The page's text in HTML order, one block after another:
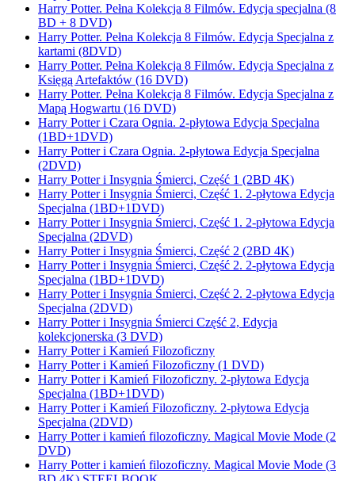
Harry Potter. Pełna Kolekcja 8 Filmów. Edycja specjalna (8
BD + 8 DVD)
Harry Potter. Pełna Kolekcja 8 Filmów. Edycja Specjalna z
kartami (8DVD)
Harry Potter. Pełna Kolekcja 8 Filmów. Edycja Specjalna z
Księgą Artefaktów (16 DVD)
Harry Potter. Pełna Kolekcja 8 Filmów. Edycja Specjalna z
Mapą Hogwartu (16 DVD)
Harry Potter i Czara Ognia. 2-płytowa Edycja Specjalna
(1BD+1DVD)
Harry Potter i Czara Ognia. 2-płytowa Edycja Specjalna
(2DVD)
Harry Potter i Insygnia Śmierci, Część 1 (2BD 4K)
Harry Potter i Insygnia Śmierci, Część 1. 2-płytowa Edycja
Specjalna (1BD+1DVD)
Harry Potter i Insygnia Śmierci, Część 1. 2-płytowa Edycja
Specjalna (2DVD)
Harry Potter i Insygnia Śmierci, Część 2 (2BD 4K)
Harry Potter i Insygnia Śmierci, Część 2. 2-płytowa Edycja
Specjalna (1BD+1DVD)
Harry Potter i Insygnia Śmierci, Część 2. 2-płytowa Edycja
Specjalna (2DVD)
Harry Potter i Insygnia Śmierci Część 2, Edycja
kolekcjonerska (3 DVD)
Harry Potter i Kamień Filozoficzny
Harry Potter i Kamień Filozoficzny (1 DVD)
Harry Potter i Kamień Filozoficzny. 2-płytowa Edycja
Specjalna (1BD+1DVD)
Harry Potter i Kamień Filozoficzny. 2-płytowa Edycja
Specjalna (2DVD)
Harry Potter i kamień filozoficzny. Magical Movie Mode (2
DVD)
Harry Potter i kamień filozoficzny. Magical Movie Mode (3